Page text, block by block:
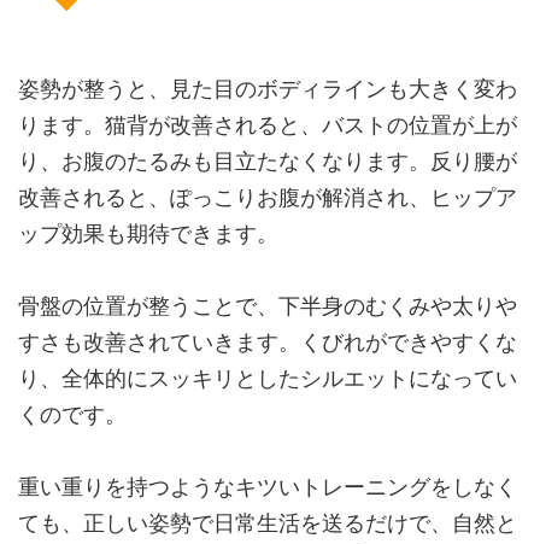
姿勢が整うと、見た目のボディラインも大きく変わ
ります。猫背が改善されると、バストの位置が上が
り、お腹のたるみも目立たなくなります。反り腰が
改善されると、ぽっこりお腹が解消され、ヒップア
ップ効果も期待できます。
骨盤の位置が整うことで、下半身のむくみや太りや
すさも改善されていきます。くびれができやすくな
り、全体的にスッキリとしたシルエットになってい
くのです。
重い重りを持つようなキツいトレーニングをしなく
ても、正しい姿勢で日常生活を送るだけで、自然と